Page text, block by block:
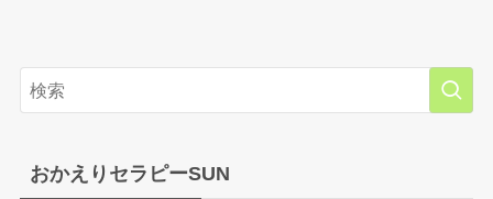
おかえりセラピーSUN